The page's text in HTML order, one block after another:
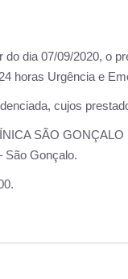
do dia 07/09/2020, o
24 horas Urgência e
cujos
São Gonçalo.